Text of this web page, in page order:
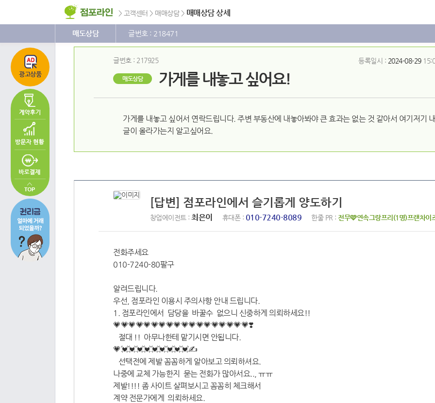
바
기
로
뉴
가
> 고객센터 > 매매상담 > 매매상담 상세
매도상담 글번호 : 218471
광고상품
글번호 : 217925 등록일시 : 2024-08-29
매도상담 가게를 내놓고 싶어요!
가게를 내놓고 싶어서 연락드립니다. 주변 부동산에 내놓아봐야 큰 효과는 없는 것 같아서 여기저기
글이 올라가는지 알고싶어요.
[답변] 점포라인에서 슬기롭게 양도하기
창업에이전트 : 최은이 휴대폰 : 010-7240-8089 한줄 PR : 전무🩷연속그랑프리(1명)프랜차이
전화주세요
010-7240-80팔구
알려드립니다.
우선, 점포라인 이용시 주의사항 안내 드립니다.
1. 점포라인에서 담당을 바꿀수 없으니 신중하게 의뢰하세요!!
💗💗💗💗💗💗💗💗💗💗💗💗💗💗💗💗💗💗❣️
절대 !! 아무나한테 맡기시면 안됩니다.
💗💓💓💓💓💓💓💓💓💓✍️
선택전에 제발 꼼꼼하게 알아보고 의뢰하셔요.
나중에 교체 가능한지 묻는 전화가 많아서요.., ㅠㅠ
제발!!!! 좀 사이트 살펴보시고 꼼꼼히 체크해서
계약 전문가에게 의뢰하세요.